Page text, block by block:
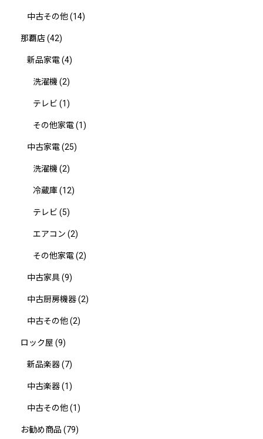
中古その他(14)
那覇店(42)
新品家電(4)
洗濯機 (2)
テレビ (1)
その他家電(1)
中古家電(25)
洗濯機 (2)
冷蔵庫(12)
テレビ (5)
エアコン (2)
その他家電(2)
中古家具(9)
中古厨房機器(2)
中古その他(2)
ロック屋 (9)
新品楽器(7)
中古楽器(1)
中古その他(1)
お勧め商品 (79)